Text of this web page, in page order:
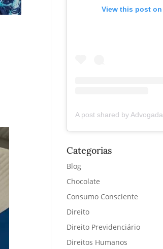
View this post
Categorias
Blog
Chocolate
Consumo Consciente
Direito
Direito Previdenciário
Direitos Humanos